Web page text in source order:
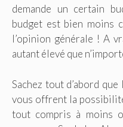
demande un certain
budget est bien moins
l’opinion générale ! A
autant élevé que
Sachez tout d’abord
vous offrent la
tout compris à moins